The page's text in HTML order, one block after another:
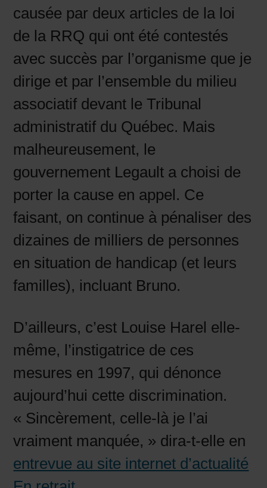
causée par deux articles de la loi
de la RRQ qui ont été contestés
avec succès par l’organisme que je
dirige et par l’ensemble du milieu
associatif devant le Tribunal
administratif du Québec. Mais
malheureusement, le
gouvernement Legault a choisi de
porter la cause en appel. Ce
faisant, on continue à pénaliser des
dizaines de milliers de personnes
en situation de handicap (et leurs
familles), incluant Bruno.
D’ailleurs, c’est Louise Harel elle-
même, l’instigatrice de ces
mesures en 1997, qui dénonce
aujourd’hui cette discrimination.
« Sincèrement, celle-là je l’ai
vraiment manquée, » dira-t-elle en
entrevue au site internet d’actualité